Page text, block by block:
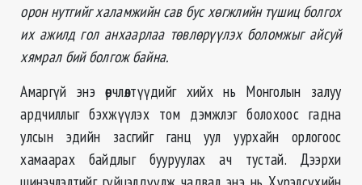
орон нутгийг халамжийн сав бус хөгжлийн түшиц болгох
их ажилд гол анхаарлаа төвлөрүүлэх боломжыг айсуй
хямрал бий болгож байна.
Амаргүй энэ өөрчлөлтүүдийг хийх нь Монголын залуу
ардчиллыг бэхжүүлэх том дэмжлэг болохоос гадна
улсын эдийн засгийг ганц уул уурхайн орлогоос
хамаарах байдлыг бууруулах ач тустай. Дээрхи